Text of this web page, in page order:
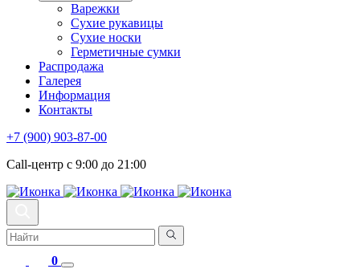
Варежки
Сухие рукавицы
Сухие носки
Герметичные сумки
Распродажа
Галерея
Информация
Контакты
+7 (900) 903-87-00
Call-центр с 9:00 до 21:00
0